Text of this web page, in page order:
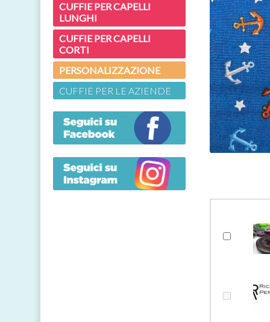
CUFFIE PER CAPELLI
LUNGHI
CUFFIE PER CAPELLI
CORTI
PERSONALIZZAZIONE
CUFFIE PER LE AZIENDE